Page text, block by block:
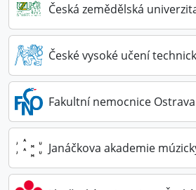
Česká zemědělská
České vysoké učení
Fakultní nemocnice Ostrava
Janáčkova akademie